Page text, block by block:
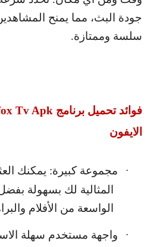
جودة البث، مما يمنح
سلسة وممتازة.
فوائد تحميل برنامج Tv Apk
الايفون
·
مجموعة كبيرة: يمكنك
المثالية لك بسهولة
الواسعة من الأفلام
·
واجهة مستخدم سهلة